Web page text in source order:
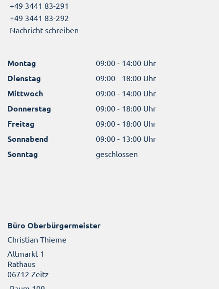
+49 3441 83-291
+49 3441 83-292
Nachricht schreiben
Montag 09:00 - 14:00 Uhr
Dienstag 09:00 - 18:00 Uhr
Mittwoch 09:00 - 14:00 Uhr
Donnerstag 09:00 - 18:00 Uhr
Freitag 09:00 - 18:00 Uhr
Sonnabend 09:00 - 13:00 Uhr
Sonntag geschlossen
Büro Oberbürgermeister
Christian Thieme
Altmarkt 1
Rathaus
06712 Zeitz